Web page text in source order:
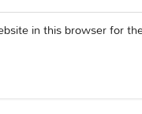
in this browser for